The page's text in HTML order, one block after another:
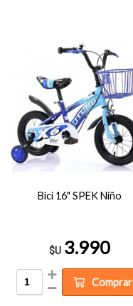
Bici 16" SPEK Niño
$U 3.990
Comprar